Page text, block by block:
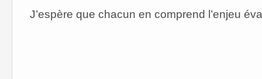
J’espère que chacun en comprend l’enjeu